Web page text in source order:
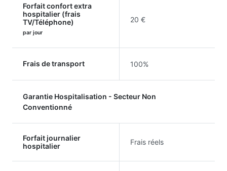
Forfait confort extra
hospitalier (frais
TV/Téléphone)
par jour
20 €
Frais de transport 100%
Garantie Hospitalisation - Secteur Non
Conventionné
Forfait journalier
hospitalier
Frais réels